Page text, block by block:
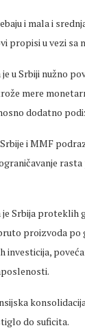
i mala i
propisi u vezi sa
u Srbiji nužno
mere
dodatno
i MMF
Srbija proteklih
proizvoda po
investicija,
do suficita.